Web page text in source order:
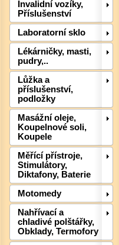
Invalidní vozíky,
Příslušenství
Laboratorní sklo
Lékárničky, masti,
pudry,..
Lůžka a
příslušenství,
podložky
Masážní oleje,
Koupelnové soli,
Koupele
Měřící přístroje,
Stimulátory,
Diktafony, Baterie
Motomedy
Nahřívací a
chladivé polštářky,
Obklady, Termofory